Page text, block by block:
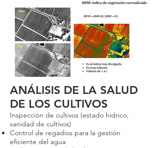
ANÁLISIS DE LA SALUD
DE LOS CULTIVOS
Inspección de cultivos (estado hídrico,
sanidad de cultivos)
Control de regadíos para la gestión
eficiente del agua